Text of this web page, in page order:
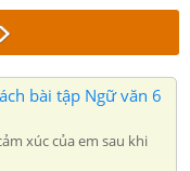
bài tập Ngữ văn 6
xúc của em sau khi